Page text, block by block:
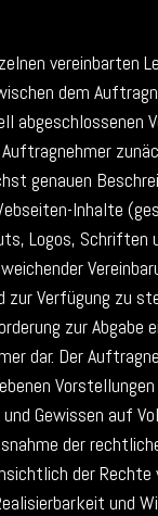
vereinbarten
dem
abgeschlossenen
genauen
Inhalte
Logos, Schriften
zur Verfügung zu
zur Abgabe
dar. Der
Gewissen auf
der
der
und